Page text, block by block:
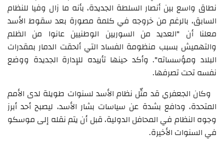
نطاق واسع بين أنصار السلطة الجديدة، بأنه ما زال وفيا للنظام
السابق، بالرغم من خروجه في كلمة مصورة بعد سقوط الأسد
معلنا أن "العديد من السوريين الوطنيين عانوا من الظلم
والتهميش بسبب منظومة الفساد التي ألحقت الدمار بمقدرات
البلاد ومؤسساته". وأكد حينها تأييده للإدارة الجديدة ووضع
نفسه تحت تصرفها.
وكان الجعفري قد مثّل نظام الأسد لسنوات طويلة لدى الأمم
المتحدة، ودافع بشدة عن سياسات بشار الأسد، ليصبح أحد أبرز
وجوه النظام في المحافل الدولية، قبل أن يتم نقله إلى موسكو
في السنوات الأخيرة.